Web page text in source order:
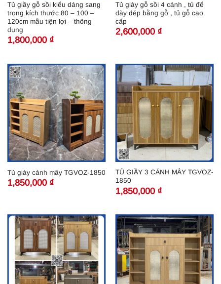
Tủ giầy gỗ sồi kiểu dáng sang
trọng kích thước 80 – 100 –
120cm mẫu tiện lợi – thông
dụng
1,800,000 ₫
Tủ giày gỗ sồi 4 cánh , tủ để
dày dép bằng gỗ , tủ gỗ cao
cấp
2,600,000 ₫
Tủ giày cánh mây TGVOZ-1850
1,850,000 ₫
TỦ GIẦY 3 CÁNH MÂY TGVOZ-
1850
1,850,000 ₫